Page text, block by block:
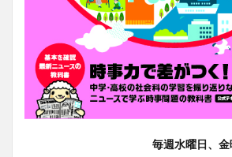
毎週水曜日、